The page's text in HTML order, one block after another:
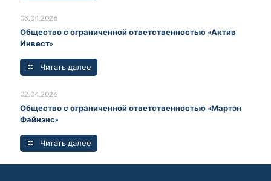
03.04.2026
Общество с ограниченной ответственностью «Актив
Инвест»
Читать далее
02.04.2026
Общество с ограниченной ответственностью «Мартэн
Файнэнс»
Читать далее